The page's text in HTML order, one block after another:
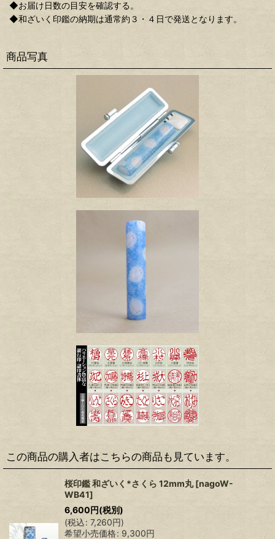
◆お届け日数の目安を確認する。
◆和ざいく印鑑の納期は通常約３・４日で発送となります。
商品写真
この商品の購入者はこちらの商品も見ています。
桜印鑑 和ざいく*さくら 12mm丸 [nagoW-
WB41]
6,600円(税別)
(税込: 7,260円)
希望小売価格: 9,300円